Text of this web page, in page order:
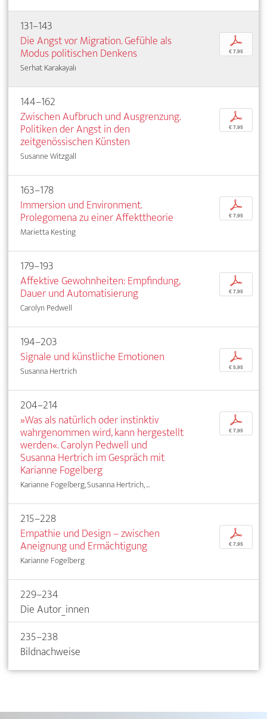
131–143
Die Angst vor Migration. Gefühle als
Modus politischen Denkens
Serhat Karakayalı
p
€ 7,95
144–162
Zwischen Aufbruch und Ausgrenzung.
Politiken der Angst in den
zeitgenössischen Künsten
Susanne Witzgall
p
€ 7,95
163–178
Immersion und Environment.
Prolegomena zu einer Affekttheorie
Marietta Kesting
p
€ 7,95
179–193
Affektive Gewohnheiten: Empfindung,
Dauer und Automatisierung
Carolyn Pedwell
p
€ 7,95
194–203
Signale und künstliche Emotionen
Susanna Hertrich
p
€ 5,95
204–214
»Was als natürlich oder instinktiv
wahrgenommen wird, kann hergestellt
werden«. Carolyn Pedwell und
Susanna Hertrich im Gespräch mit
Karianne Fogelberg
Karianne Fogelberg, Susanna Hertrich, ...
p
€ 7,95
215–228
Empathie und Design – zwischen
Aneignung und Ermächtigung
Karianne Fogelberg
p
€ 7,95
229–234
Die Autor_innen
235–238
Bildnachweise